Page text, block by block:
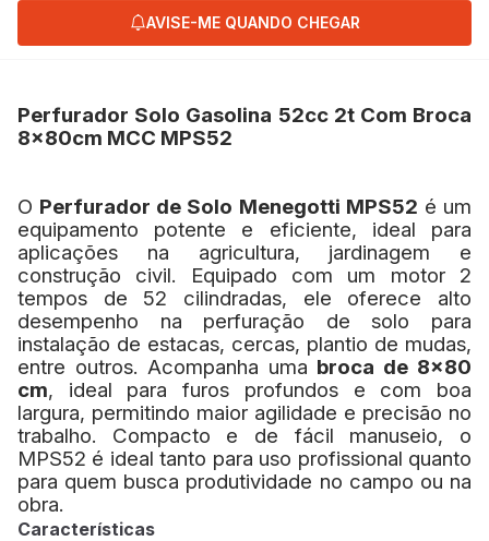
AVISE-ME QUANDO CHEGAR
Perfurador Solo Gasolina 52cc 2t Com Broca
8x80cm MCC MPS52
O Perfurador de Solo Menegotti MPS52 é um
equipamento potente e eficiente, ideal para
aplicações na agricultura, jardinagem e
construção civil. Equipado com um motor 2
tempos de 52 cilindradas, ele oferece alto
desempenho na perfuração de solo para
instalação de estacas, cercas, plantio de mudas,
entre outros. Acompanha uma broca de 8x80
cm, ideal para furos profundos e com boa
largura, permitindo maior agilidade e precisão no
trabalho. Compacto e de fácil manuseio, o
MPS52 é ideal tanto para uso profissional quanto
para quem busca produtividade no campo ou na
obra.
Características